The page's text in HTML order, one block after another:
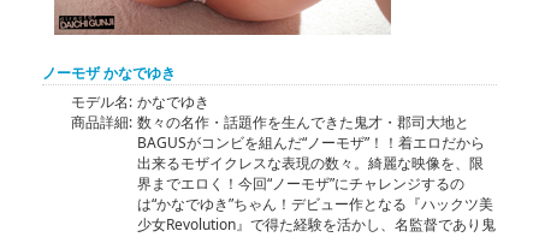
ノーモザ かなでゆき
モデル名: かなでゆき
商品詳細: 数々の名作・話題作を生んできた鬼才・郡司大地と
BAGUSがコンビを組んだ“ノーモザ”！！着エロだから
出来るモザイクレスな表現の数々。綺麗な映像を、限
界までエロく！今回“ノーモザ”にチャレンジするの
は“かなでゆき”ちゃん！デビュー作となる『ハックツ美
少女Revolution』で得た経験を活かし、名監督であり鬼